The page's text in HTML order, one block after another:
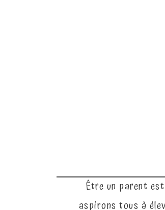
Être un parent
aspirons tous à